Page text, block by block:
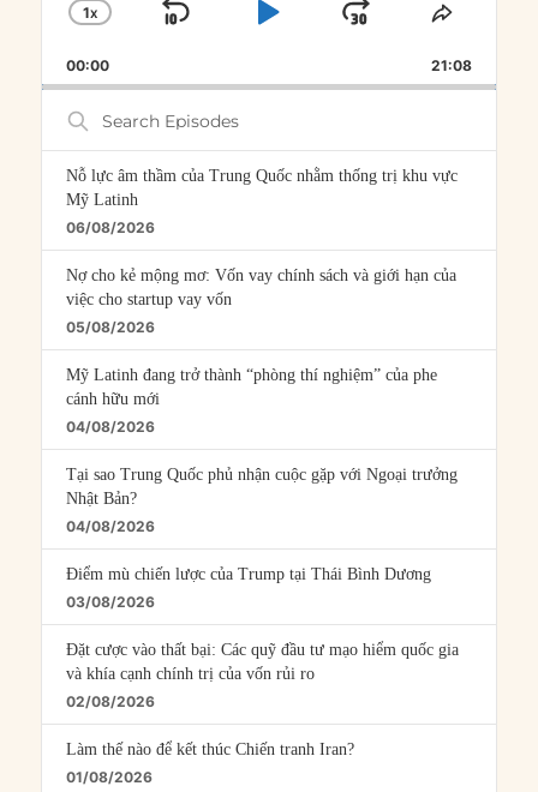
CHANGE
RATE
1X
SKIP
PLAYJUMP
FORWARD
SHARE
00:00 21:08
Search
Episodes
Nỗ lực âm thầm của Trung Quốc nhằm thống trị khu vực
Mỹ Latinh
06/08/2026
Nợ cho kẻ mộng mơ: Vốn vay chính sách và giới hạn của
việc cho startup vay vốn
05/08/2026
Mỹ Latinh đang trở thành “phòng thí nghiệm” của phe
cánh hữu mới
04/08/2026
Tại sao Trung Quốc phủ nhận cuộc gặp với Ngoại trưởng
Nhật Bản?
04/08/2026
Điểm mù chiến lược của Trump tại Thái Bình Dương
03/08/2026
Đặt cược vào thất bại: Các quỹ đầu tư mạo hiểm quốc gia
và khía cạnh chính trị của vốn rủi ro
02/08/2026
Làm thế nào để kết thúc Chiến tranh Iran?
01/08/2026